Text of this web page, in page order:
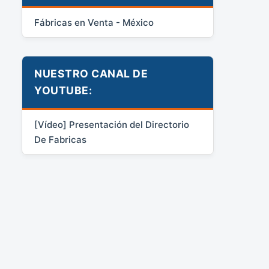
Fábricas en Venta - México
NUESTRO CANAL DE
YOUTUBE:
[Vídeo] Presentación del Directorio
De Fabricas